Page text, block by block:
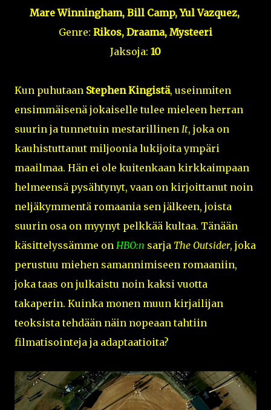
Mare Winningham, Bill Camp, Yul Vazquez,
Genre: Rikos, Draama, Mysteeri
Jaksoja: 10
Kun puhutaan Stephen Kingistä, useinmiten
ensimmäisenä jokaiselle tulee mieleen herran
suurin ja tunnetuin mestarillinen It, joka on
kauhistuttanut miljoonia lukijoita ympäri
maailmaa. Hän ei ole kuitenkaan kirkkaimpaan
helmeensä pysähtynyt, vaan on kirjoittanut noin
neljäkymmentä romaania sen jälkeen, joista
suurin osa on myynyt pelkkää kultaa. Tänään
käsittelyssämme on HBO:n sarja The Outsider, joka
perustuu miehen samannimiseen romaaniin,
joka taas on julkaistu noin kaksi vuotta
takaperin. Kuinka monen muun kirjailijan
teoksista tehdään näin nopeaan tahtiin
filmatisointeja ja adaptaatioita?